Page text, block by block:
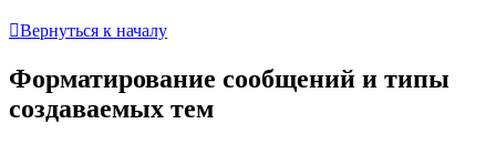
Вернуться к началу
Форматирование сообщений и типы
создаваемых тем